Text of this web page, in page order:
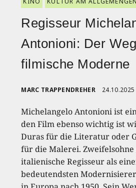
Regisseur
Antonioni: Der
filmische Moderne
MARC TRAPPENDREHER 24.10.2025
Michelangelo Antonioni ist
den Film ebenso wichtig ist
Duras für die Literatur oder
für die Malerei.
italienische Regisseur als
bedeutendsten